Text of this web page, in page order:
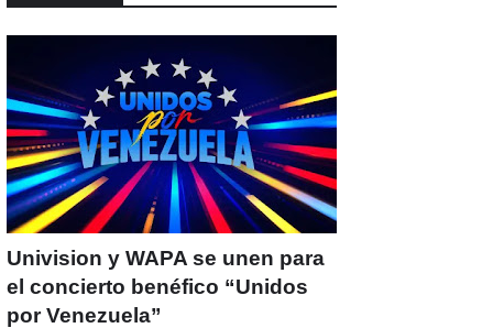
Univision y WAPA se unen para
el concierto benéfico “Unidos
por Venezuela”